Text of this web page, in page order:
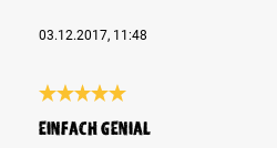
03.12.2017, 11:48
Einfach genial